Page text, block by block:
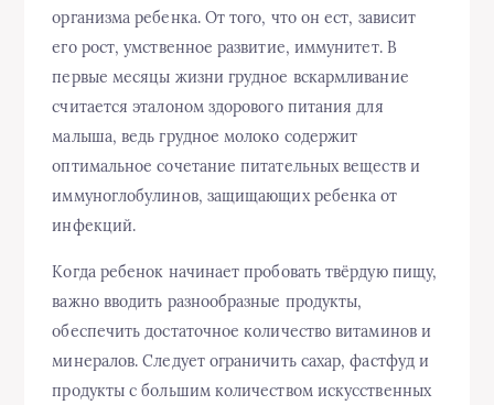
организма ребенка. От того, что он ест, зависит
его рост, умственное развитие, иммунитет. В
первые месяцы жизни грудное вскармливание
считается эталоном здорового питания для
малыша, ведь грудное молоко содержит
оптимальное сочетание питательных веществ и
иммуноглобулинов, защищающих ребенка от
инфекций.
Когда ребенок начинает пробовать твёрдую пищу,
важно вводить разнообразные продукты,
обеспечить достаточное количество витаминов и
минералов. Следует ограничить сахар, фастфуд и
продукты с большим количеством искусственных